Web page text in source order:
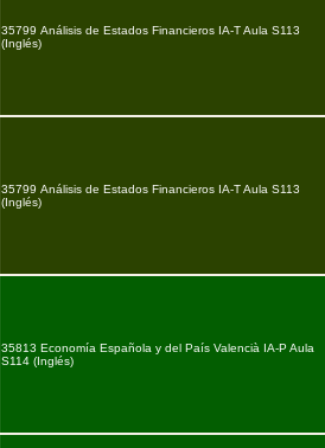
35799 Análisis de Estados Financieros IA-T Aula S113
(Inglés)
35799 Análisis de Estados Financieros IA-T Aula S113
(Inglés)
35813 Economía Española y del País Valencià IA-P Aula
S114 (Inglés)